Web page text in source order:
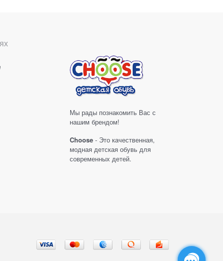
Мы рады познакомить Вас с
нашим брендом!
Choose - Это качественная,
модная детская обувь для
современных детей.